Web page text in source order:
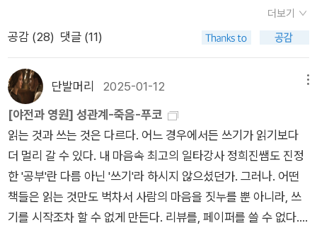
하다. 그래서 더욱, 진정한 자유를 만끽하기 위해 글 쓰고 노래하
승리하는 기쁨을 위해. ​가자. 우리는 가자. 우리는 글 쓰고 노래하
고 춤추고 사유하자. <거울>을 만들어내기 위해, 제3자를 만들
어내기 위해. 근거율을 만들어내기 위해, 공격하기 위해, 손에 쥐
위해. 자유를 직조하기 위해. 투쟁하기 위해. 도박하기 위해. 이기
기 위해. 지기 위해, 승리하고 패배하는 기쁨을 위해. (773쪽) ​​ 3.
바로 필립 로스의 그 책. 아프고 슬픈 기억을 되새기며 그 책을 소
유했던 행복한 시절을 헤아려본다. ​내게 다시 그 책이 필요한 이
~~) 아... 나는 왜. 왜 로스를 팔았단 말인가. 왜 쓰는가,를 왜 팔
았단 말인가. ​​​그러나, 그럼에도 불구하고 나는 다시 장바구니에
『왜 쓰는가』를 넣는다. 넣어 두었다. 2023년 출간된 책이라 아직
괜찮을 듯 하지만 25,200원 하는 책이고, 로스의 소설이 아니고
인터뷰집이라 판매가 부진할 경우(세일즈 포인트도 낮다) 품절될
수 있기 때문이다. 서둘러야 한다. ​​ 작년 11월에 샀던 『야전과 영
원』은 현재 품절이다. 『야전과 영원』이 열어두었던 세계는 이제
도서관에서만, 중고서점에서만 가능할테다. 『통증 연대기』는 절
월부터 <스픽>을 했다(1년 정기구독). 오전에 잠깐 시간이 날 때
마다 레슨 2-3개를 마치는 거였는데, 평일에는 괜찮았는데 주말
달력은 이런 모습이었고. 어쩔 수 없다, 하고 집에서도 스픽을 이
어갔다. 끊어지지 않고 이어진 게 108일이었다. 작심 1일의 아이
콘인 나로서는 참으로 대단한 기록이 아닐 수 없었는데, 그 와중
에도 여러 번 위기가 있었다. 레슨을 하나라도 하지 않은 날에는
불꽃이 없어졌는데, 그다음 날 2개의 레슨을 받으면 죽어간 불꽃
을 살릴 수 있었다. 그래서 12월에는 이런 완벽한 모습이기도 했
지만. 현재는 어떠한가. 나는 잃었다. 불꽃을, 흥미를, 그리고 영
어를. 나는 잃었다. ​​대신 새롭게 시작한 활동이 하나 있는데, 그게
더보기
공감 (28) 댓글 (11)
단발머리 2025-01-12
[야전과 영원] 성관계-죽음-푸코
읽는 것과 쓰는 것은 다르다. 어느 경우에서든 쓰기가 읽기보다
더 멀리 갈 수 있다. 내 마음속 최고의 일타강사 정희진쌤도 진정
한 '공부'란 다름 아닌 '쓰기'라 하시지 않으셨던가. 그러나. 어떤
책들은 읽는 것만도 벅차서 사람의 마음을 짓누를 뿐 아니라, 쓰
기를 시작조차 할 수 없게 만든다. 리뷰를, 페이퍼를 쓸 수 없다.